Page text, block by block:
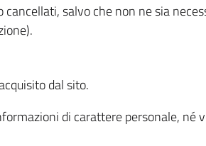
salvo che non ne sia
dal sito.
di carattere personale,